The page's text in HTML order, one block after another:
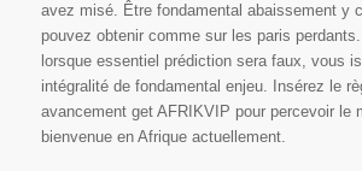
avez misé. Être fondamental abaissement y
pouvez obtenir comme sur les paris
lorsque essentiel prédiction sera faux, vous
intégralité de fondamental enjeu. Insérez le
avancement get AFRIKVIP pour percevoir le
bienvenue en Afrique actuellement.